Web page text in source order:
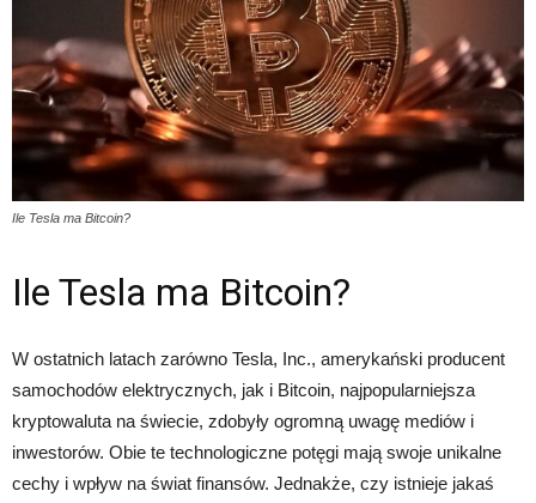
Ile Tesla ma Bitcoin?
Ile Tesla ma Bitcoin?
W ostatnich latach zarówno Tesla, Inc., amerykański producent
samochodów elektrycznych, jak i Bitcoin, najpopularniejsza
kryptowaluta na świecie, zdobyły ogromną uwagę mediów i
inwestorów. Obie te technologiczne potęgi mają swoje unikalne
cechy i wpływ na świat finansów. Jednakże, czy istnieje jakaś